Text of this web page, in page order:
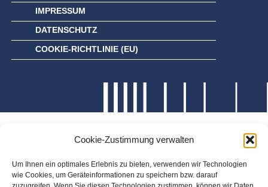
Cookie-Zustimmung verwalten
Um Ihnen ein optimales Erlebnis zu bieten, verwenden wir Technologien
wie Cookies, um Geräteinformationen zu speichern bzw. darauf
IMPRESSUM
DATENSCHUTZ
COOKIE-RICHTLINIE (EU)